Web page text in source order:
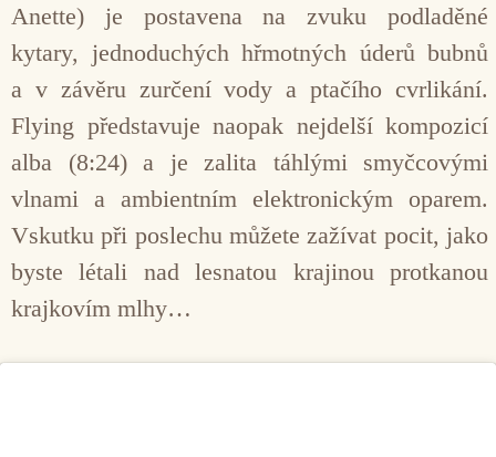
Anette) je postavena na zvuku podladěné
kytary, jednoduchých hřmotných úderů bubnů
a v závěru zurčení vody a ptačího cvrlikání.
Flying představuje naopak nejdelší kompozicí
alba (8:24) a je zalita táhlými smyčcovými
vlnami a ambientním elektronickým oparem.
Vskutku při poslechu můžete zažívat pocit, jako
byste létali nad lesnatou krajinou protkanou
krajkovím mlhy…